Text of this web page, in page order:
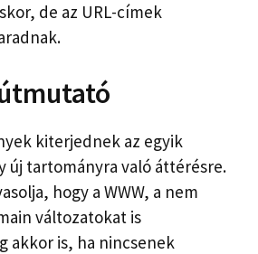
de az URL-címek
kiterjednek az egyik
új tartományra való áttérésre.
hogy a WWW, a nem
változatokat is
akkor is, ha nincsenek